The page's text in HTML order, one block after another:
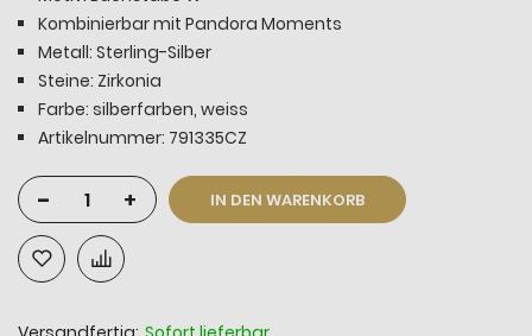
Kombinierbar mit Pandora Moments
Metall: Sterling-Silber
Steine: Zirkonia
Farbe: silberfarben, weiss
Artikelnummer: 791335CZ
- + IN DEN WARENKORB